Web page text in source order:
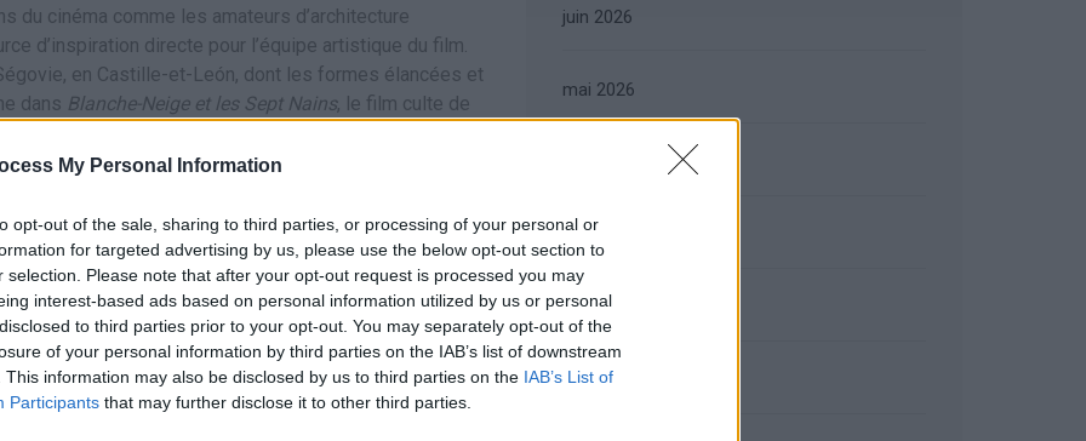
My Personal Information
opt-out of the sale, sharing to third parties, or processing of your personal or
for targeted advertising by us, please use the below opt-out section to
selection. Please note that after your opt-out request is processed you may
interest-based ads based on personal information utilized by us or personal
to third parties prior to your opt-out. You may separately opt-out of the
of your personal information by third parties on the IAB’s list of downstream
This information may also be disclosed by us to third parties on the IAB’s List of
Participants that may further disclose it to other third parties.
du cinéma comme les amateurs d’architecture
d’inspiration directe pour l’équipe artistique du film.
en Castille-et-León, dont les formes élancées et
dans Blanche-Neige et les Sept Nains, le film culte de
d’euros…
juin 2026
mai 2026
mars 2026
février 2026
janvier 2026